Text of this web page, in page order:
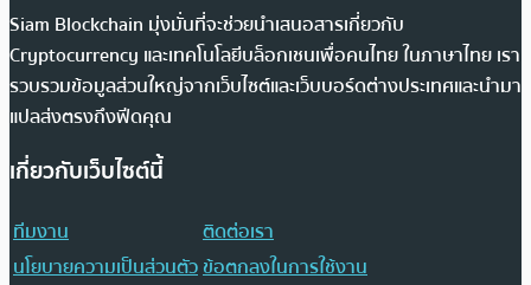
Siam Blockchain มุ่งมั่นที่จะช่วยนำเสนอสารเกี่ยวกับ
Cryptocurrency และเทคโนโลยีบล็อกเชนเพื่อคนไทย ในภาษาไทย เรา
รวบรวมข้อมูลส่วนใหญ่จากเว็บไซต์และเว็บบอร์ดต่างประเทศและนำมา
แปลส่งตรงถึงฟีดคุณ
เกี่ยวกับเว็บไซต์นี้
ทีมงาน
ติดต่อเรา
นโยบายความเป็นส่วนตัวข้อตกลงในการใช้งาน